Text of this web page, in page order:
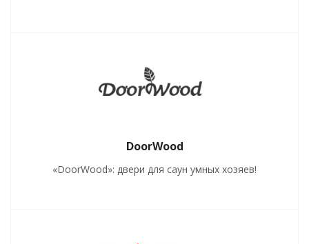
DoorWood
«DoorWood»: двери для саун умных хозяев!